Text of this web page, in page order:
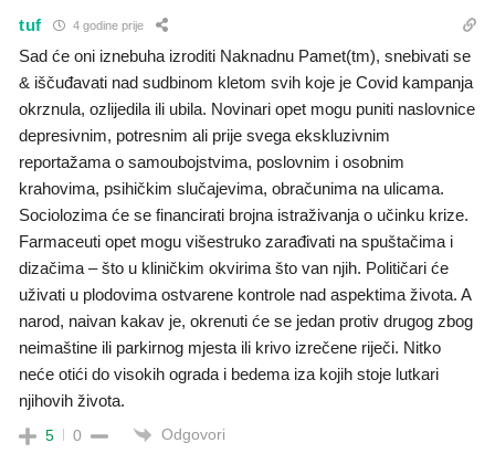
tuf 4 godine prije
Sad će oni iznebuha izroditi Naknadnu Pamet(tm), snebivati se
& iščuđavati nad sudbinom kletom svih koje je Covid kampanja
okrznula, ozlijedila ili ubila. Novinari opet mogu puniti naslovnice
depresivnim, potresnim ali prije svega ekskluzivnim
reportažama o samoubojstvima, poslovnim i osobnim
krahovima, psihičkim slučajevima, obračunima na ulicama.
Sociolozima će se financirati brojna istraživanja o učinku krize.
Farmaceuti opet mogu višestruko zarađivati na spuštačima i
dizačima – što u kliničkim okvirima što van njih. Političari će
uživati u plodovima ostvarene kontrole nad aspektima života. A
narod, naivan kakav je, okrenuti će se jedan protiv drugog zbog
neimaštine ili parkirnog mjesta ili krivo izrečene riječi. Nitko
neće otići do visokih ograda i bedema iza kojih stoje lutkari
njihovih života.
5 0 Odgovori